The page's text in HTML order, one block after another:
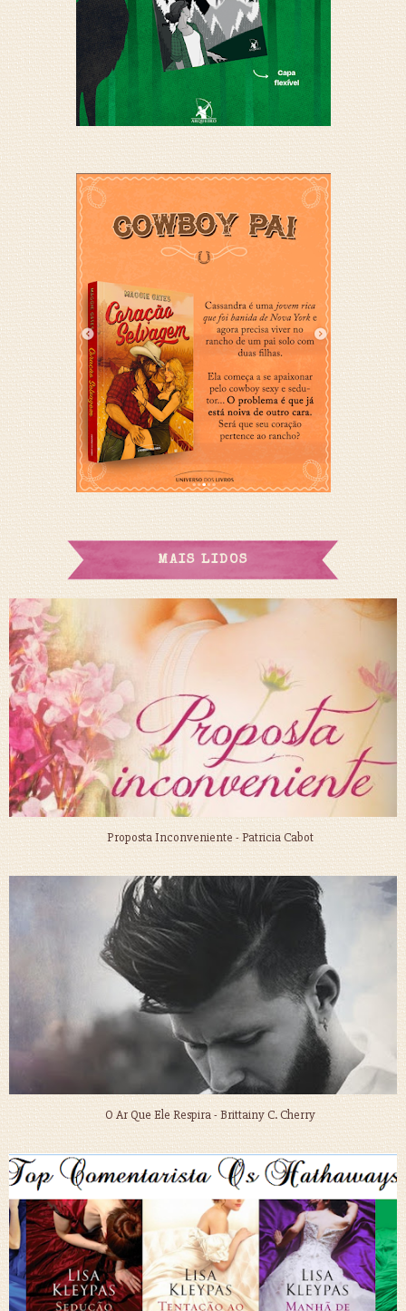
MAIS LIDOS
Proposta Inconveniente - Patricia Cabot
O Ar Que Ele Respira - Brittainy C. Cherry